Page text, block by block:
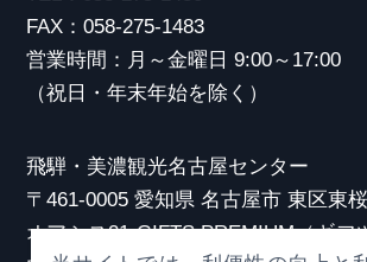
FAX：058-275-1483
営業時間：月～金曜日 9:00～17:00
（祝日・年末年始を除く）
飛騨・美濃観光名古屋センター
〒461-0005 愛知県 名古屋市 東区東
オアシス21 GIFTS PREMIUM（ギフ